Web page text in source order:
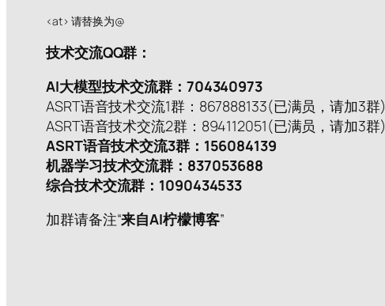
<at> 请替换为@
技术交流QQ群：
AI大模型技术交流群：704340973
ASRT语音技术交流1群：867888133(已满员，请加3群)
ASRT语音技术交流2群：894112051(已满员，请加3群)
ASRT语音技术交流3群：156084139
机器学习技术交流群：837053688
综合技术交流群：1090434533
加群请备注“来自AI柠檬博客”